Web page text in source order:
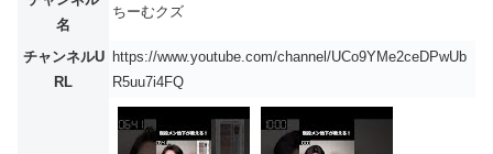
名
ちーむクズ
チャンネルU
RL
https://www.youtube.com/channel/UCo9YMe2ceDPwUb
R5uu7i4FQ